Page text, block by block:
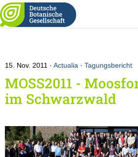
15. Nov. 2011 Actualia · Tagungsbericht
MOSS2011 -
im Schwarzwald